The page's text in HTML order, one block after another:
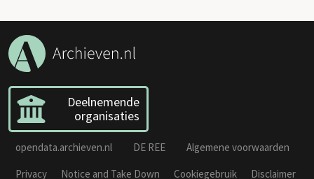
Deelnemende
organisaties
opendata.archieven.nl DE REE
Algemene voorwaarden
Privacy
Notice and Take Down Cookiegebruik Disclaimer